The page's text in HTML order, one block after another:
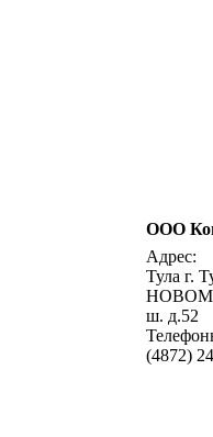
ООО
Адрес:
Тула г.
ш. д.52
(4872)